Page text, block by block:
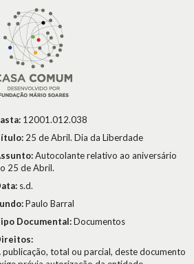
12001.012.038
25 de Abril. Dia da Liberdade
Autocolante relativo ao aniversário
25 de Abril.
s.d.
Paulo Barral
Documental:Documentos
publicação, total ou parcial, deste documento